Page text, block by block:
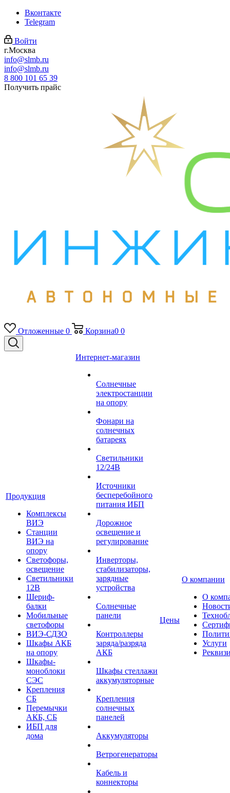
Вконтакте
Telegram
Войти
г.Москва
info@slmb.ru
info@slmb.ru
8 800 101 65 39
Получить прайс
Отложенные 0 Корзина0 0
Продукция
Комплексы
ВИЭ
Станции
ВИЭ на
опору
Светофоры,
освещение
Светильники
12В
Шериф-
балки
Мобильные
светофоры
ВИЭ-СДЗО
Шкафы АКБ
на опору
Шкафы-
моноблоки
СЭС
Крепления
СБ
Перемычки
АКБ, СБ
ИБП для
дома
Интернет-магазин
Солнечные
электростанции
на опору
Фонари на
солнечных
батареях
Светильники
12/24В
Источники
бесперебойного
питания ИБП
Дорожное
освещение и
регулирование
Инверторы,
стабилизаторы,
зарядные
устройства
Солнечные
панели
Контроллеры
заряда/разряда
АКБ
Шкафы стеллажи
аккумуляторные
Крепления
солнечных
панелей
Аккумуляторы
Ветрогенераторы
Кабель и
коннекторы
Цены
О компании
О
Услуги